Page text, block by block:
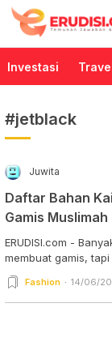
Erudisi
Temukan Jawaban
Investasi
#jetblack
Juwita
Daftar Bahan
Gamis Muslimah
ERUDISI.com -
membuat gamis,
Fashion 14/06/